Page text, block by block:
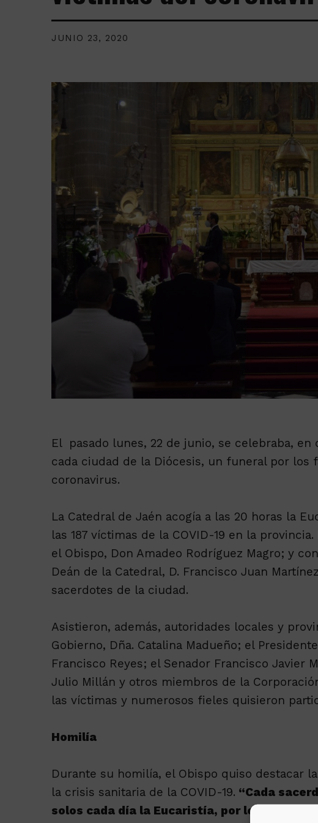
JUNIO 23, 2020
El pasado lunes, 22 de junio, se celebraba,
cada ciudad de la Diócesis, un funeral por los
coronavirus.
La Catedral de Jaén acogía a las 20 horas la
las 187 víctimas de la COVID-19 en la
el Obispo, Don Amadeo Rodríguez Magro; y
Deán de la Catedral, D. Francisco Juan
sacerdotes de la ciudad.
Asistieron, además, autoridades locales y
Gobierno, Dña. Catalina Madueño; el
Francisco Reyes; el Senador Francisco Javier
Julio Millán y otros miembros de la
las víctimas y numerosos fieles quisieron
Homilía
Durante su homilía, el Obispo quiso destacar
la crisis sanitaria de la COVID-19. “Cada
solos cada día la Eucaristía, por los